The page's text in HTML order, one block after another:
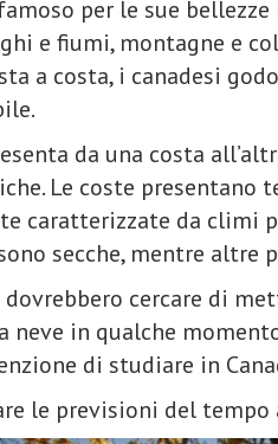
per le sue
e fiumi, montagne e
a costa, i canadesi
da una costa
Le coste
caratterizzate da climi
secche, mentre altre
cercare di
neve in qualche
di studiare in
le previsioni del